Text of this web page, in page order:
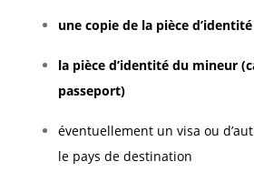
une copie de la pièce
la pièce d’identité du mineur
passeport)
éventuellement un visa ou
le pays de destination